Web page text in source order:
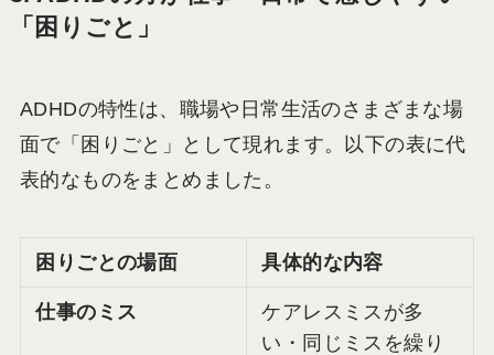
「困りごと」
ADHDの特性は、職場や日常生活のさまざまな場
面で「困りごと」として現れます。以下の表に代
表的なものをまとめました。
困りごとの場面 具体的な内容
仕事のミス
ケアレスミスが多
い・同じミスを繰り